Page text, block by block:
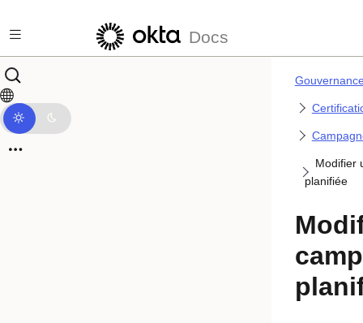
Docs
Modifier
planifiée